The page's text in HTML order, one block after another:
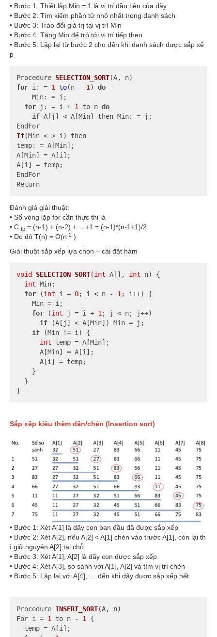
• Bước 1: Thiết lập Min = 1 là vị trí đầu tiên của dãy
• Bước 2: Tìm kiếm phần tử nhỏ nhất trong danh sách
• Bước 3: Tráo đổi giá trị tại vị trí Min
• Bước 4: Tăng Min để trỏ tới vị trí tiếp theo
• Bước 5: Lặp lại từ bước 2 cho đến khi danh sách được sắp xế
p
Procedure SELECTION_SORT(A, n)
for i: = 1 to(n - 1) do
    Min: = i;
for j: = i + 1 to n do
if
If(Min < > i)
then
temp: = A[Min];
A[Min] = A[i];
A[i] = temp;
EndFor
Return
Đánh giá giải thuật:
• Số vòng lặp for cần thực thi là
• C tb = (n-1) + (n-2) + …+1 = (n-1)*(n-1+1)/2
• Do đó T(n) = O(n 2 )
Giải thuật sắp xếp lựa chọn – cài đặt hàm
void SELECTION_SORT(int A[], int n)
{
int Min;
for (int i = 0; i < n - 1; i++) {
    Min = i;
for (int j = i + 1; j < n; j++)
if (A[j] < A[Min]) Min = j;
if (Min != i) {
int temp = A[Min];
      A[Min] = A[i];
      A[i] = temp;
    }
  }
}
Sắp xếp kiểu thêm dần/chèn (Insertion sort)
• Bước 1: Xét A[1] là dãy con ban đầu đã được sắp xếp
• Bước 2: Xét A[2], nếu A[2] < A[1] chèn vào trước A[1], còn lại th
ì giữ nguyên A[2] tại chỗ
• Bước 3: Xét A[1], A[2] là dãy con được sắp xếp
• Bước 4: Xét A[3], so sánh với A[1], A[2] và tìm vị trí chèn
• Bước 5: Lặp lại với A[4], … đến khi dãy được sắp xếp hết
Procedure INSERT_SORT(A, n)
For i = 1 to n - 1
{
  temp = A[i];